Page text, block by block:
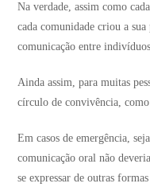
Na verdade, assim como
cada comunidade criou a
comunicação entre
Ainda assim, para muitas
círculo de convivência,
Em casos de emergência,
comunicação oral não
se expressar de outras